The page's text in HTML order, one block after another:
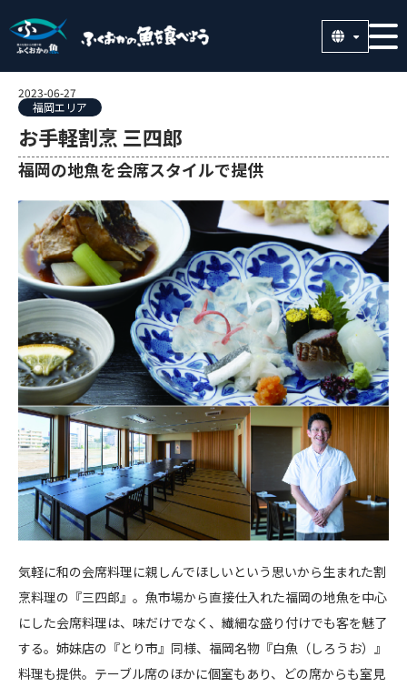
2023-06-27
福岡エリア
お手軽割烹 三四郎
福岡の地魚を会席スタイルで提供
気軽に和の会席料理に親しんでほしいという思いから生まれた割
烹料理の『三四郎』。魚市場から直接仕入れた福岡の地魚を中心
にした会席料理は、味だけでなく、繊細な盛り付けでも客を魅了
する。姉妹店の『とり市』同様、福岡名物『白魚（しろうお）』
料理も提供。テーブル席のほかに個室もあり、どの席からも室見